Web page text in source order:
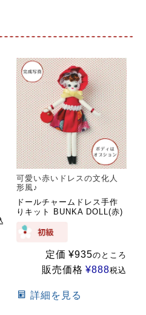
可愛い赤いドレスの文化人
形風♪
ドールチャームドレス手作
りキット BUNKA DOLL(赤)
定価 ¥935のところ
販売価格 ¥888税込
詳細を見る